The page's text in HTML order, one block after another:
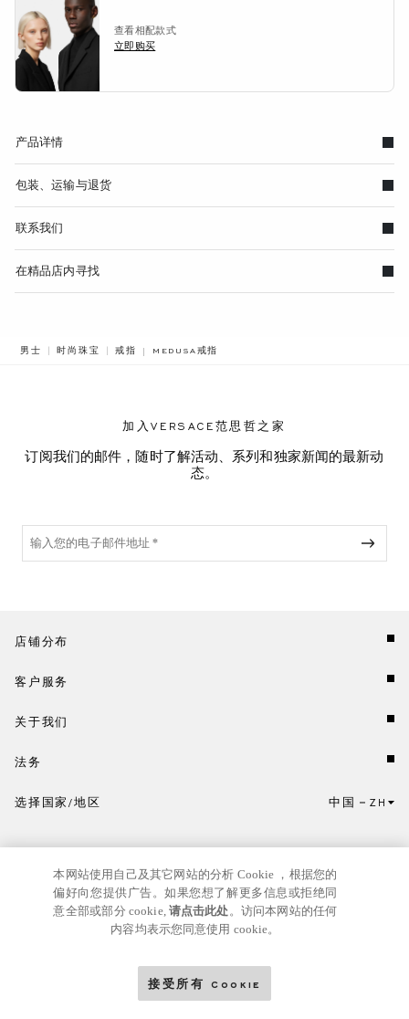
查看相配款式
立即购买
产品详情
包装、运输与退货
联系我们
在精品店内寻找
男士 时尚珠宝 戒指 BREADCRUMB.ADA.LABEL.CURRENT
MEDUSA戒指
加入VERSACE范思哲之家
订阅我们的邮件，随时了解活动、系列和独家新闻的最新动
态。
店铺分布
客户服务
关于我们
法务
点击此处选择国家/地区和语言。
选择国家/地区 中国 ZH
本网站使用自己及其它网站的分析 Cookie ，根据您的
偏好向您提供广告。如果您想了解更多信息或拒绝同
意全部或部分 cookie,请点击此处。访问本网站的任何
内容均表示您同意使用 cookie。
接受所有 Cookie